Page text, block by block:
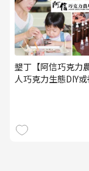
墾丁【阿信巧克力
人巧克力生態DIY